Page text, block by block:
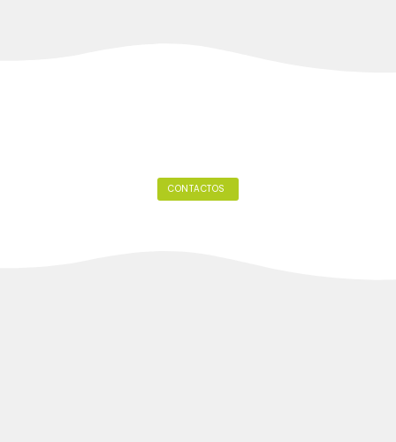
CONTACTOS